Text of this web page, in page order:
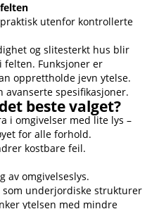
utenfor kontrollerte
og slitesterkt hus blir
felten. Funksjoner er
opprettholde jevn ytelse.
avanserte spesifikasjoner.
beste valget?
i omgivelser med lite lys –
for alle forhold.
kostbare feil.
av omgivelseslys.
underjordiske strukturer
ytelsen med mindre